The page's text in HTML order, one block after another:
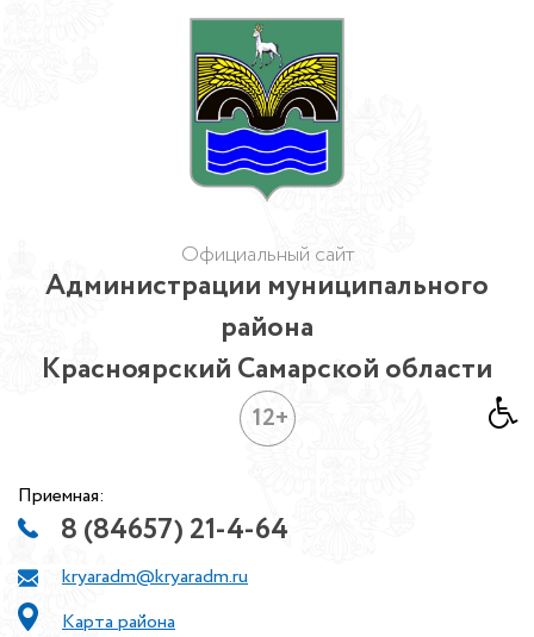
Официальный сайт
Администрации муниципального
района
Красноярский Самарской области
12+
Приемная:
8 (84657) 21-4-64
kryaradm@kryaradm.ru
Карта района